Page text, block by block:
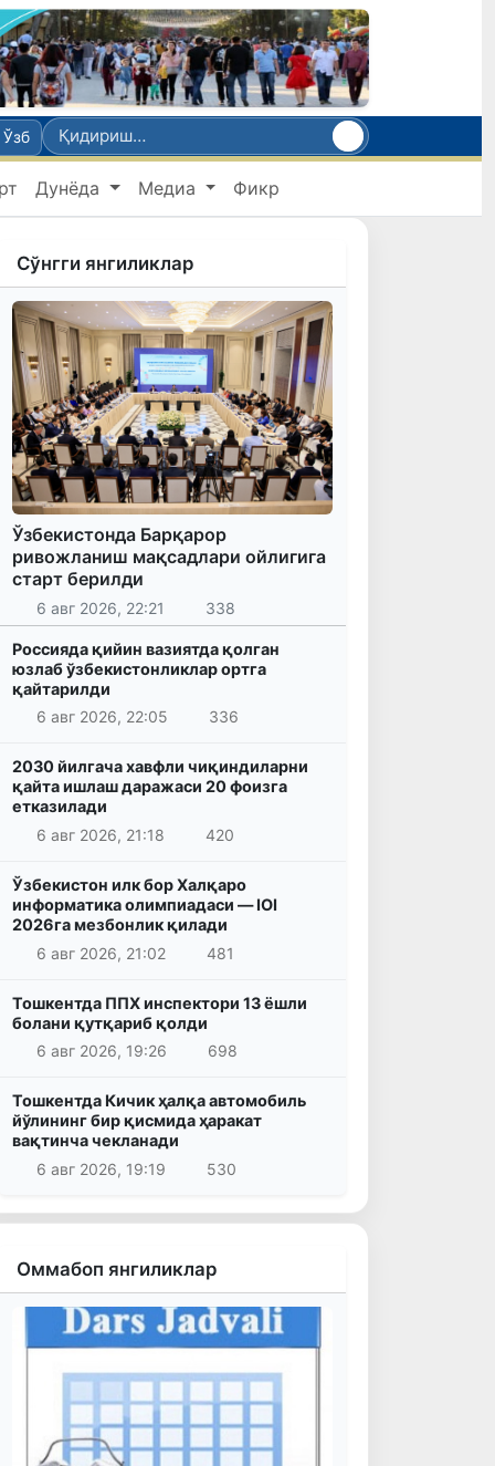
Ўзб
Дунёда Медиа Фикр
Сўнгги янгиликлар
Ўзбекистонда Барқарор
ривожланиш мақсадлари ойлигига
старт берилди
6 авг 2026, 22:21 338
Россияда қийин вазиятда қолган
юзлаб ўзбекистонликлар ортга
қайтарилди
6 авг 2026, 22:05
336
2030 йилгача хавфли чиқиндиларни
қайта ишлаш даражаси 20 фоизга
етказилади
6 авг 2026, 21:18
420
Ўзбекистон илк бор Халқаро
информатика олимпиадаси — IOI
2026га мезбонлик қилади
6 авг 2026, 21:02
481
Тошкентда ППХ инспектори 13 ёшли
болани қутқариб қолди
6 авг 2026, 19:26
698
Тошкентда Кичик ҳалқа автомобиль
йўлининг бир қисмида ҳаракат
вақтинча чекланади
6 авг 2026, 19:19
530
Оммабоп янгиликлар